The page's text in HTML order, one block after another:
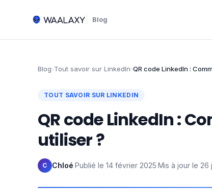
Blog
Blog›Tout savoir sur LinkedIn›QR code LinkedIn :
TOUT SAVOIR SUR LINKEDIN
QR code LinkedIn :
utiliser ?
C Chloé·Publié le 14 février 2025·Mis à jour le 26